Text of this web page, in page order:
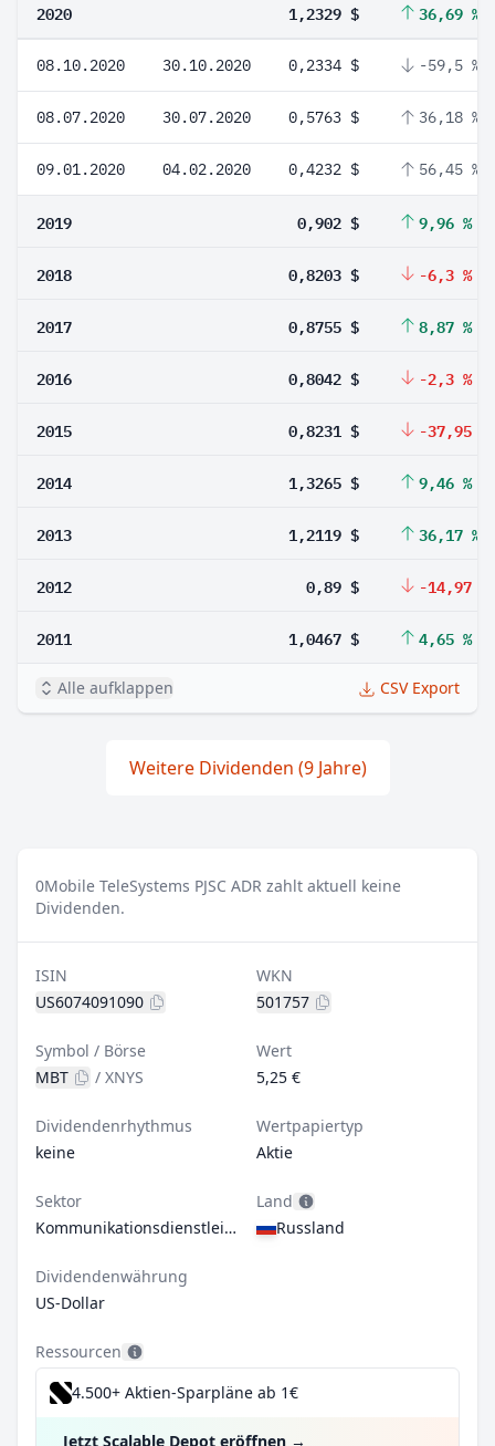
2020 1,2329 $ 36,69 %
08.10.2020 30.10.2020 0,2334 $ -59,5 %
08.07.2020 30.07.2020 0,5763 $ 36,18 %
09.01.2020 04.02.2020 0,4232 $ 56,45 %
2019 0,902 $ 9,96 %
2018 0,8203 $ -6,3 %
2017 0,8755 $ 8,87 %
2016 0,8042 $ -2,3 %
2015 0,8231 $ -37,95 %
2014 1,3265 $ 9,46 %
2013 1,2119 $ 36,17 %
2012 0,89 $ -14,97 %
2011 1,0467 $ 4,65 %
Alle aufklappen CSV Export
Weitere Dividenden (9 Jahre)
0Mobile TeleSystems PJSC ADR zahlt aktuell keine
Dividenden.
ISIN
US6074091090
WKN
501757
Symbol / Börse
MBT
/ XNYS
Wert
5,25 €
Dividendenrhythmus
keine
Wertpapiertyp
Aktie
Sektor
Kommunikationsdienstleistungen
Land
Russland
Dividendenwährung
US-Dollar
Ressourcen
4.500+ Aktien-Sparpläne ab 1€
Jetzt Scalable Depot eröffnen →